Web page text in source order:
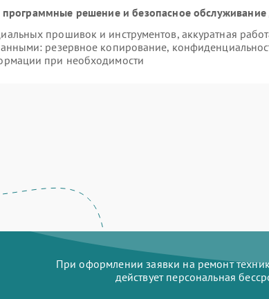
решение и безопасное
прошивок и инструментов, аккуратная
резервное копирование,
при необходимости
При оформлении заявки на ремонт
действует персональная